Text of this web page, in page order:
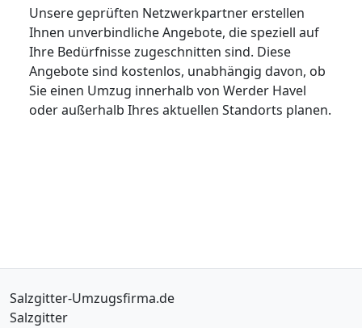
Unsere geprüften Netzwerkpartner erstellen
Ihnen unverbindliche Angebote, die speziell auf
Ihre Bedürfnisse zugeschnitten sind. Diese
Angebote sind kostenlos, unabhängig davon, ob
Sie einen Umzug innerhalb von Werder Havel
oder außerhalb Ihres aktuellen Standorts planen.
Salzgitter-Umzugsfirma.de
Salzgitter